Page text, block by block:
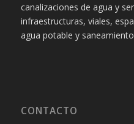
canalizaciones de agua y
infraestructuras, viales,
agua potable y
CONTACTO